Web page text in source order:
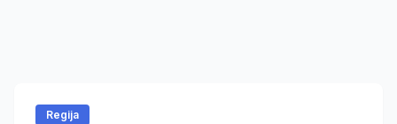
Regija